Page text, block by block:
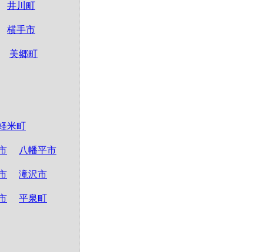
井川町
横手市
美郷町
米町
八幡平市
滝沢市
平泉町